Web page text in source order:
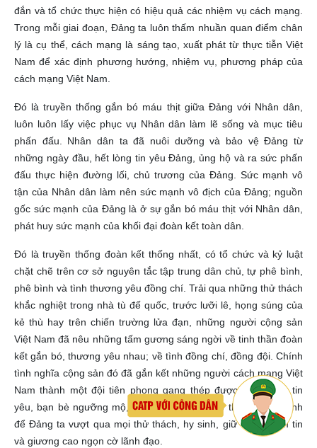
đắn và tổ chức thực hiện có hiệu quả các nhiệm vụ cách mạng.
Trong mỗi giai đoạn, Đảng ta luôn thấm nhuần quan điểm chân
lý là cụ thể, cách mạng là sáng tạo, xuất phát từ thực tiễn Việt
Nam để xác định phương hướng, nhiệm vụ, phương pháp của
cách mạng Việt Nam.
Đó là truyền thống gắn bó máu thịt giữa Đảng với Nhân dân,
luôn luôn lấy việc phục vụ Nhân dân làm lẽ sống và mục tiêu
phấn đấu. Nhân dân ta đã nuôi dưỡng và bảo vệ Đảng từ
những ngày đầu, hết lòng tin yêu Đảng, ủng hộ và ra sức phấn
đấu thực hiện đường lối, chủ trương của Đảng. Sức mạnh vô
tận của Nhân dân làm nên sức mạnh vô địch của Đảng; nguồn
gốc sức mạnh của Đảng là ở sự gắn bó máu thịt với Nhân dân,
phát huy sức mạnh của khối đại đoàn kết toàn dân.
Đó là truyền thống đoàn kết thống nhất, có tổ chức và kỷ luật
chặt chẽ trên cơ sở nguyên tắc tập trung dân chủ, tự phê bình,
phê bình và tình thương yêu đồng chí. Trải qua những thử thách
khắc nghiệt trong nhà tù đế quốc, trước lưỡi lê, họng súng của
kẻ thù hay trên chiến trường lửa đạn, những người cộng sản
Việt Nam đã nêu những tấm gương sáng ngời về tinh thần đoàn
kết gắn bó, thương yêu nhau; về tình đồng chí, đồng đội. Chính
tình nghĩa cộng sản đó đã gắn kết những người cách mạng Việt
Nam thành một đội tiên phong gang thép được Nhân dân tin
yêu, bạn bè ngưỡng mộ, kẻ thù khiếp sợ; tạo thành sức mạnh
để Đảng ta vượt qua mọi thử thách, hy sinh, giữ vững niềm tin
và giương cao ngọn cờ lãnh đạo.